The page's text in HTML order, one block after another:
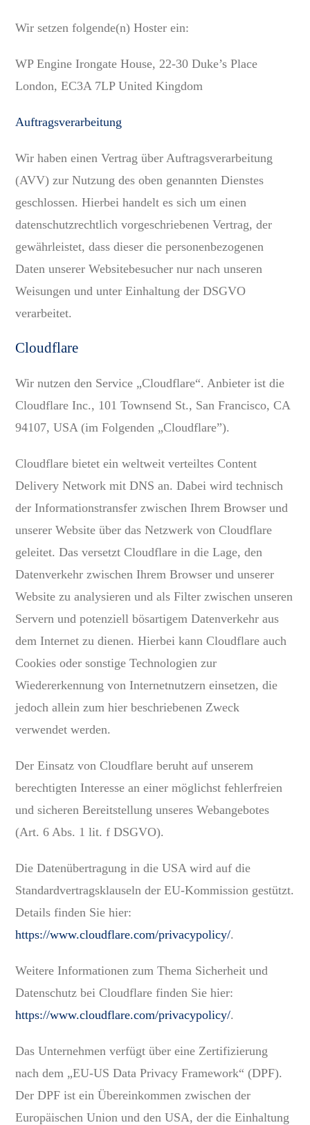
Wir setzen folgende(n) Hoster ein:
WP Engine Irongate House, 22-30 Duke’s Place
London, EC3A 7LP United Kingdom
Auftragsverarbeitung
Wir haben einen Vertrag über Auftragsverarbeitung
(AVV) zur Nutzung des oben genannten Dienstes
geschlossen. Hierbei handelt es sich um einen
datenschutzrechtlich vorgeschriebenen Vertrag, der
gewährleistet, dass dieser die personenbezogenen
Daten unserer Websitebesucher nur nach unseren
Weisungen und unter Einhaltung der DSGVO
verarbeitet.
Cloudflare
Wir nutzen den Service „Cloudflare“. Anbieter ist die
Cloudflare Inc., 101 Townsend St., San Francisco, CA
94107, USA (im Folgenden „Cloudflare”).
Cloudflare bietet ein weltweit verteiltes Content
Delivery Network mit DNS an. Dabei wird technisch
der Informationstransfer zwischen Ihrem Browser und
unserer Website über das Netzwerk von Cloudflare
geleitet. Das versetzt Cloudflare in die Lage, den
Datenverkehr zwischen Ihrem Browser und unserer
Website zu analysieren und als Filter zwischen unseren
Servern und potenziell bösartigem Datenverkehr aus
dem Internet zu dienen. Hierbei kann Cloudflare auch
Cookies oder sonstige Technologien zur
Wiedererkennung von Internetnutzern einsetzen, die
jedoch allein zum hier beschriebenen Zweck
verwendet werden.
Der Einsatz von Cloudflare beruht auf unserem
berechtigten Interesse an einer möglichst fehlerfreien
und sicheren Bereitstellung unseres Webangebotes
(Art. 6 Abs. 1 lit. f DSGVO).
Die Datenübertragung in die USA wird auf die
Standardvertragsklauseln der EU-Kommission gestützt.
Details finden Sie hier:
https://www.cloudflare.com/privacypolicy/.
Weitere Informationen zum Thema Sicherheit und
Datenschutz bei Cloudflare finden Sie hier:
https://www.cloudflare.com/privacypolicy/.
Das Unternehmen verfügt über eine Zertifizierung
nach dem „EU-US Data Privacy Framework“ (DPF).
Der DPF ist ein Übereinkommen zwischen der
Europäischen Union und den USA, der die Einhaltung